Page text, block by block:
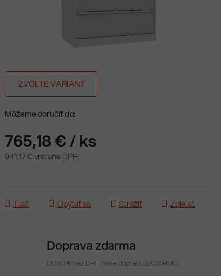
ZVOĽTE VARIANT
Môžeme doručiť do:
765,18 €/ ks
941,17 € vrátane DPH
Tlač Opýtať sa Strážiť Zdieľať
Doprava zdarma
Od 60 € bez DPH máte dopravu ZADARMO